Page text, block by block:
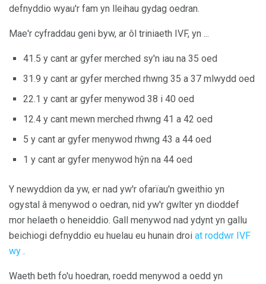
defnyddio wyau'r fam yn lleihau gydag oedran.
Mae'r cyfraddau geni byw, ar ôl triniaeth IVF, yn ...
41.5 y cant ar gyfer merched sy'n iau na 35 oed
31.9 y cant ar gyfer merched rhwng 35 a 37 mlwydd oed
22.1 y cant ar gyfer menywod 38 i 40 oed
12.4 y cant mewn merched rhwng 41 a 42 oed
5 y cant ar gyfer menywod rhwng 43 a 44 oed
1 y cant ar gyfer menywod hŷn na 44 oed
Y newyddion da yw, er nad yw'r ofarïau'n gweithio yn
ogystal â menywod o oedran, nid yw'r gwlter yn dioddef
mor helaeth o heneiddio. Gall menywod nad ydynt yn gallu
beichiogi defnyddio eu huelau eu hunain droi at roddwr IVF
wy .
Waeth beth fo'u hoedran, roedd menywod a oedd yn